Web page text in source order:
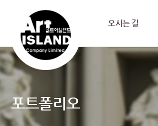
오시는 길
포트폴리오